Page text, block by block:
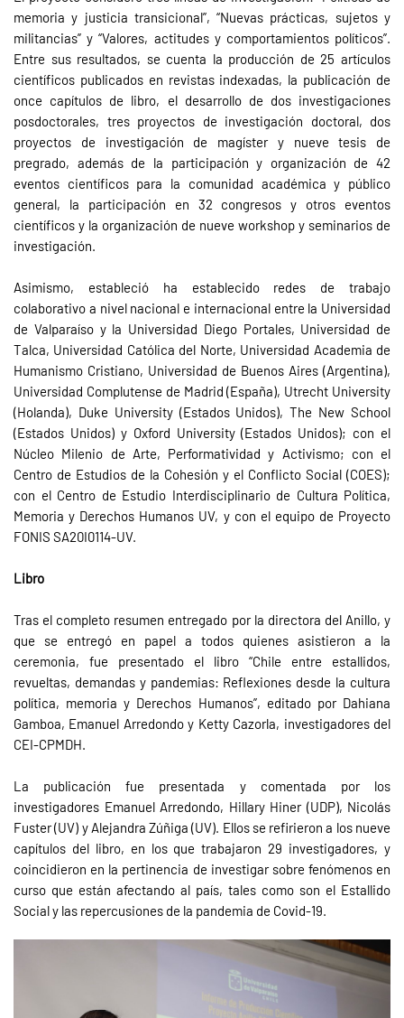
memoria y justicia transicional”, “Nuevas prácticas, sujetos y
militancias” y “Valores, actitudes y comportamientos políticos”.
Entre sus resultados, se cuenta la producción de 25 artículos
científicos publicados en revistas indexadas, la publicación de
once capítulos de libro, el desarrollo de dos investigaciones
posdoctorales, tres proyectos de investigación doctoral, dos
proyectos de investigación de magíster y nueve tesis de
pregrado, además de la participación y organización de 42
eventos científicos para la comunidad académica y público
general, la participación en 32 congresos y otros eventos
científicos y la organización de nueve workshop y seminarios de
investigación.
Asimismo, estableció ha establecido redes de trabajo
colaborativo a nivel nacional e internacional entre la Universidad
de Valparaíso y la Universidad Diego Portales, Universidad de
Talca, Universidad Católica del Norte, Universidad Academia de
Humanismo Cristiano, Universidad de Buenos Aires (Argentina),
Universidad Complutense de Madrid (España), Utrecht University
(Holanda), Duke University (Estados Unidos), The New School
(Estados Unidos) y Oxford University (Estados Unidos); con el
Núcleo Milenio de Arte, Performatividad y Activismo; con el
Centro de Estudios de la Cohesión y el Conflicto Social (COES);
con el Centro de Estudio Interdisciplinario de Cultura Política,
Memoria y Derechos Humanos UV, y con el equipo de Proyecto
FONIS SA20I0114-UV.
Libro
Tras el completo resumen entregado por la directora del Anillo, y
que se entregó en papel a todos quienes asistieron a la
ceremonia, fue presentado el libro “Chile entre estallidos,
revueltas, demandas y pandemias: Reflexiones desde la cultura
política, memoria y Derechos Humanos”, editado por Dahiana
Gamboa, Emanuel Arredondo y Ketty Cazorla, investigadores del
CEI-CPMDH.
La publicación fue presentada y comentada por los
investigadores Emanuel Arredondo, Hillary Hiner (UDP), Nicolás
Fuster (UV) y Alejandra Zúñiga (UV). Ellos se refirieron a los nueve
capítulos del libro, en los que trabajaron 29 investigadores, y
coincidieron en la pertinencia de investigar sobre fenómenos en
curso que están afectando al país, tales como son el Estallido
Social y las repercusiones de la pandemia de Covid-19.